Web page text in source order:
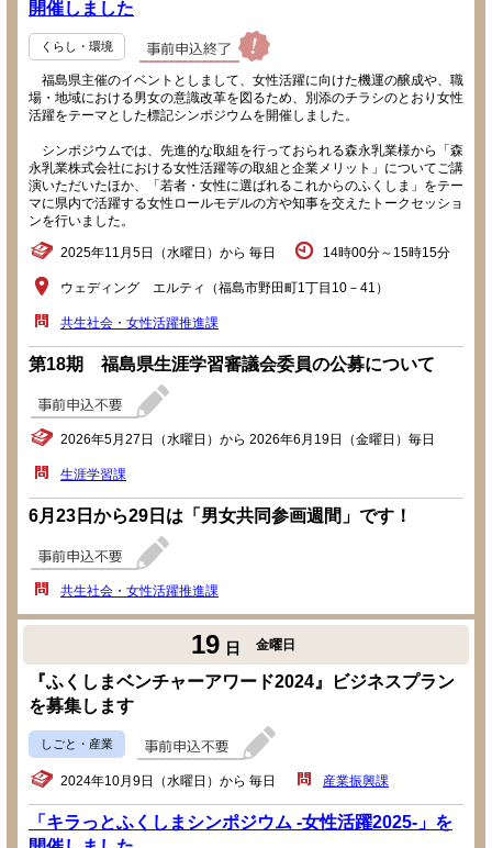
開催しました
くらし・環境
福島県主催のイベントとしまして、女性活躍に向けた機運の醸成や、職
場・地域における男女の意識改革を図るため、別添のチラシのとおり女性
活躍をテーマとした標記シンポジウムを開催しました。
シンポジウムでは、先進的な取組を行っておられる森永乳業様から「森
永乳業株式会社における女性活躍等の取組と企業メリット」についてご講
演いただいたほか、「若者・女性に選ばれるこれからのふくしま」をテー
マに県内で活躍する女性ロールモデルの方や知事を交えたトークセッショ
ンを行いました。
2025年11月5日（水曜日）から 毎日 14時00分～15時15分
ウェディング エルティ（福島市野田町1丁目10－41）
共生社会・女性活躍推進課
第18期 福島県生涯学習審議会委員の公募について
2026年5月27日（水曜日）から 2026年6月19日（金曜日）毎日
生涯学習課
6月23日から29日は「男女共同参画週間」です！
共生社会・女性活躍推進課
19 日 金曜日
『ふくしまベンチャーアワード2024』ビジネスプラン
を募集します
しごと・産業
2024年10月9日（水曜日）から 毎日 産業振興課
「キラっとふくしまシンポジウム -女性活躍2025-」を